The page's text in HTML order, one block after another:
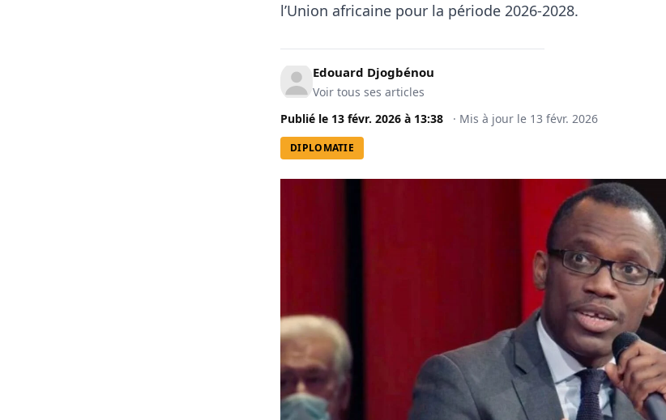
l’Union africaine pour la période 2026-2028.
Edouard Djogbénou
Voir tous ses articles
Publié le 13 févr. 2026 à 13:38 · Mis à jour le 13 févr. 2026
DIPLOMATIE